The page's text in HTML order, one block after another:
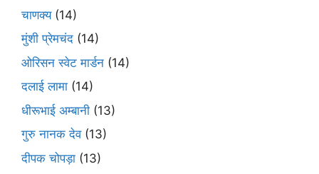
चाणक्य(14)
मुंशी प्रेमचंद (14)
ओरिसन स्‍वेट मार्डन (14)
दलाई लामा (14)
धीरूभाई अम्बानी (13)
गुरु नानक देव(13)
दीपक चोपड़ा (13)